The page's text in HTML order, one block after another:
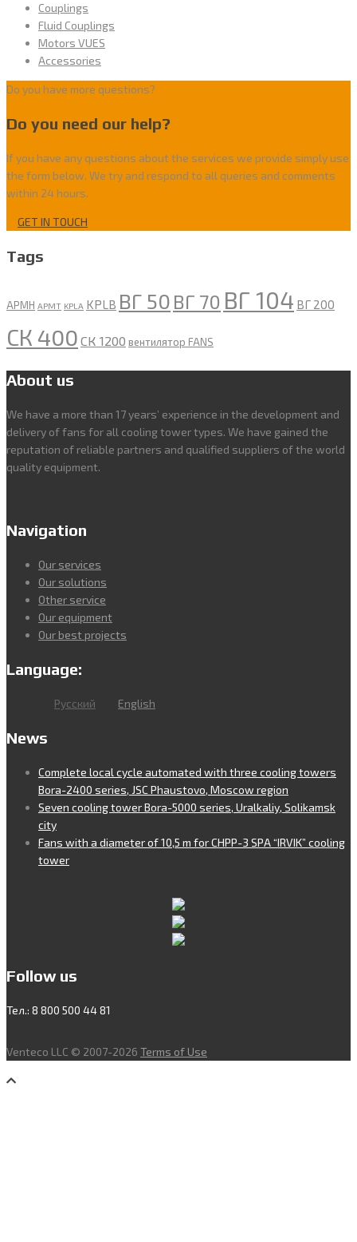
Couplings
Fluid Couplings
Motors VUES
Accessories
Do you have more questions?
Do you need our help?
If you have any questions about the services we provide simply use
the form below. We try and respond to all queries and comments
within 24 hours.
GET IN TOUCH
Tags
APMH APMT KPLA KPLB ВГ 50 ВГ 70 ВГ 104 ВГ 200
СК 400 СК 1200 вентилятор FANS
About us
We have a more than 17 years’ experience in the development and
delivery of fans for all cooling tower types. We have gained the
reputation of reliable partners and qualified suppliers of the world
quality equipment.
Navigation
Our services
Our solutions
Other service
Our equipment
Our best projects
Language:
Русский English
News
Complete local cycle automated with three cooling towers
Bora-2400 series, JSC Phaustovo, Moscow region
Seven cooling tower Bora-5000 series, Uralkaliy, Solikamsk
city
Fans with a diameter of 10,5 m for CHPP-3 SPA “IRVIK” cooling
tower
Follow us
Тел.: 8 800 500 44 81
Venteco LLC © 2007-2026 Terms of Use